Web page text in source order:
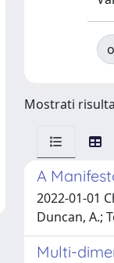
Mostrati
A
2022-01-01
Duncan, A.;
Multi-